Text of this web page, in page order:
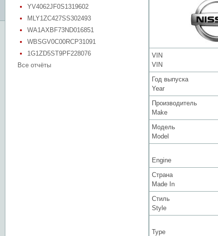
YV4062JF0S1319602
MLY1ZC427SS302493
WA1AXBF73ND016851
WBSGV0C00RCP31091
1G1ZD5ST9PF228076
Все отчёты
VIN
VIN
Год выпуска
Year
Производитель
Make
Модель
Model
Engine
Страна
Made In
Стиль
Style
Type